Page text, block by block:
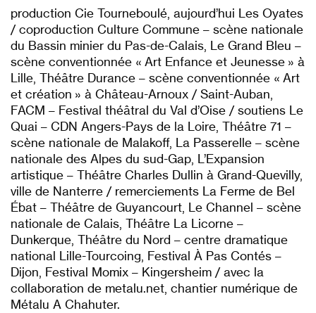
production Cie Tourneboulé, aujourd’hui Les Oyates
/ coproduction Culture Commune – scène nationale
du Bassin minier du Pas-de-Calais, Le Grand Bleu –
scène conventionnée « Art Enfance et Jeunesse » à
Lille, Théâtre Durance – scène conventionnée « Art
et création » à Château-Arnoux / Saint-Auban,
FACM – Festival théâtral du Val d’Oise / soutiens Le
Quai – CDN Angers-Pays de la Loire, Théâtre 71 –
scène nationale de Malakoff, La Passerelle – scène
nationale des Alpes du sud-Gap, L’Expansion
artistique – Théâtre Charles Dullin à Grand-Quevilly,
ville de Nanterre / remerciements La Ferme de Bel
Ébat – Théâtre de Guyancourt, Le Channel – scène
nationale de Calais, Théâtre La Licorne –
Dunkerque, Théâtre du Nord – centre dramatique
national Lille-Tourcoing, Festival À Pas Contés –
Dijon, Festival Momix – Kingersheim / avec la
collaboration de metalu.net, chantier numérique de
Métalu A Chahuter.